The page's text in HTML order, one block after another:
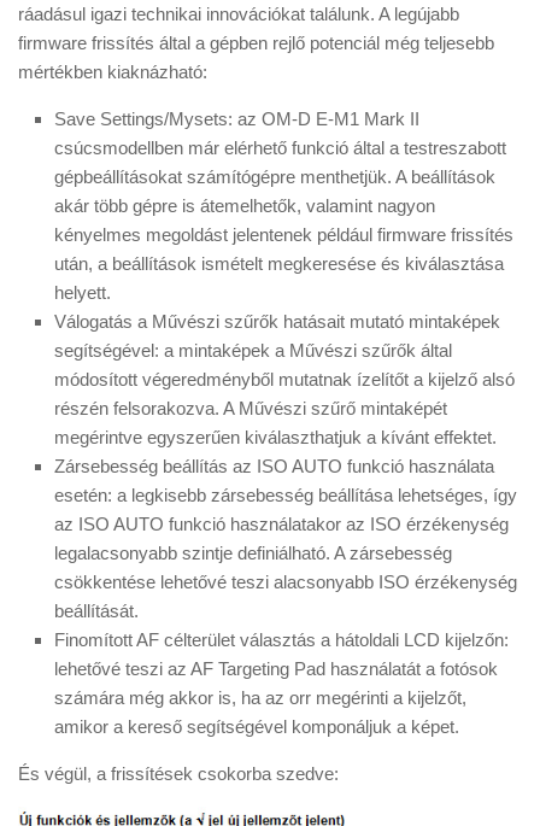
ráadásul igazi technikai innovációkat találunk. A legújabb
firmware frissítés által a gépben rejlő potenciál még teljesebb
mértékben kiaknázható:
Save Settings/Mysets: az OM-D E-M1 Mark II
csúcsmodellben már elérhető funkció által a testreszabott
gépbeállításokat számítógépre menthetjük. A beállítások
akár több gépre is átemelhetők, valamint nagyon
kényelmes megoldást jelentenek például firmware frissítés
után, a beállítások ismételt megkeresése és kiválasztása
helyett.
Válogatás a Művészi szűrők hatásait mutató mintaképek
segítségével: a mintaképek a Művészi szűrők által
módosított végeredményből mutatnak ízelítőt a kijelző alsó
részén felsorakozva. A Művészi szűrő mintaképét
megérintve egyszerűen kiválaszthatjuk a kívánt effektet.
Zársebesség beállítás az ISO AUTO funkció használata
esetén: a legkisebb zársebesség beállítása lehetséges, így
az ISO AUTO funkció használatakor az ISO érzékenység
legalacsonyabb szintje definiálható. A zársebesség
csökkentése lehetővé teszi alacsonyabb ISO érzékenység
beállítását.
Finomított AF célterület választás a hátoldali LCD kijelzőn:
lehetővé teszi az AF Targeting Pad használatát a fotósok
számára még akkor is, ha az orr megérinti a kijelzőt,
amikor a kereső segítségével komponáljuk a képet.
És végül, a frissítések csokorba szedve: